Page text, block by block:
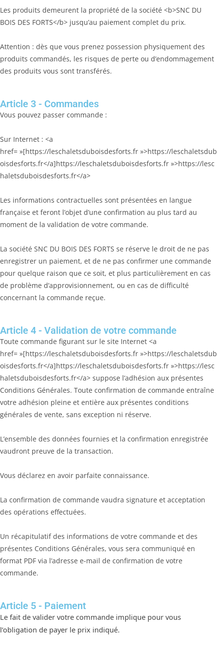
Les produits demeurent la propriété de la société <b>SNC DU
BOIS DES FORTS</b> jusqu’au paiement complet du prix.
Attention : dès que vous prenez possession physiquement des
produits commandés, les risques de perte ou d’endommagement
des produits vous sont transférés.
Article 3 - Commandes
Vous pouvez passer commande :
Sur Internet : <a
href= »[https://leschaletsduboisdesforts.fr »>https://leschaletsdub
oisdesforts.fr</a]https://leschaletsduboisdesforts.fr »>https://lesc
haletsduboisdesforts.fr</a>
Les informations contractuelles sont présentées en langue
française et feront l’objet d’une confirmation au plus tard au
moment de la validation de votre commande.
La société SNC DU BOIS DES FORTS se réserve le droit de ne pas
enregistrer un paiement, et de ne pas confirmer une commande
pour quelque raison que ce soit, et plus particulièrement en cas
de problème d’approvisionnement, ou en cas de difficulté
concernant la commande reçue.
Article 4 - Validation de votre commande
Toute commande figurant sur le site Internet <a
href= »[https://leschaletsduboisdesforts.fr »>https://leschaletsdub
oisdesforts.fr</a]https://leschaletsduboisdesforts.fr »>https://lesc
haletsduboisdesforts.fr</a> suppose l’adhésion aux présentes
Conditions Générales. Toute confirmation de commande entraîne
votre adhésion pleine et entière aux présentes conditions
générales de vente, sans exception ni réserve.
L’ensemble des données fournies et la confirmation enregistrée
vaudront preuve de la transaction.
Vous déclarez en avoir parfaite connaissance.
La confirmation de commande vaudra signature et acceptation
des opérations effectuées.
Un récapitulatif des informations de votre commande et des
présentes Conditions Générales, vous sera communiqué en
format PDF via l’adresse e-mail de confirmation de votre
commande.
Article 5 - Paiement
Le fait de valider votre commande implique pour vous
l’obligation de payer le prix indiqué.